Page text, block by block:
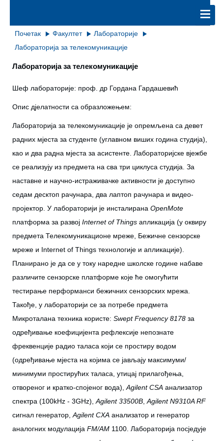
Почетак Факултет
Лабораторије
Лабораторија за телекомуникације
Лабораторија за телекомуникације
Шеф лабораторије: проф. др Гордана Гардашевић
Опис дјелатности са образложењем:
Лабораторија за телекомуникације је опремљена са девет
радних мјеста за студенте (углавном виших година студија),
као и два радна мјеста за асистенте. Лабораторијске вјежбе
се реализују из предмета на сва три циклуса студија. За
наставне и научно-истраживачке активности је доступно
седам десктоп рачунара, два лаптоп рачунара и видео-
пројектор. У лабораторији је инсталирана ОpenMote
платформа за развој Internet of Things апликација (у оквиру
предмета Телекомуникационе мреже, Бежичне сензорске
мреже и Internet of Things технологије и апликације).
Планирано је да се у току наредне школске године набаве
различите сензорске платформе које ће омогућити
тестирање перформанси бежичних сензорских мрежа.
Такође, у лабораторији се за потребе предмета
Микроталана техника користе: Swept Frequency 8178 за
одређивање коефицијeнта рефлексије непознате
фреквенције радио таласа који се простиру водом
(одређивање мјеста на којима се јављају максимуми/
минимуми простирућих таласа, утицај прилагођења,
отвореног и кратко-спојеног вода), Аgilent CSA анализатор
спектра (100kHz - 3GHz), Agilent 33500B Agilent N9310A RF
сигнал генератор, Agilent CXA анализатор и генератор
аналогних модулација FM/АМ 1100. Лабораторија посједује